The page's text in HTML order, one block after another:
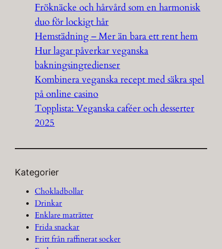
Fröknäcke och hårvård som en harmonisk
duo för lockigt hår
Hemstädning – Mer än bara ett rent hem
Hur lagar påverkar veganska
bakningsingredienser
Kombinera veganska recept med säkra spel
på online casino
Topplista: Veganska caféer och desserter
2025
Kategorier
Chokladbollar
Drinkar
Enklare maträtter
Frida snackar
Fritt från raffinerat socker